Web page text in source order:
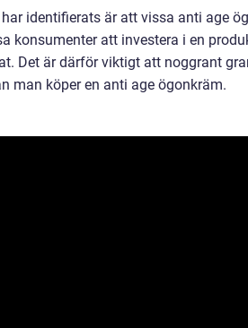
identifierats är att vissa anti age
konsumenter att investera i en
Det är därför viktigt att noggrant
man köper en anti age ögonkräm.